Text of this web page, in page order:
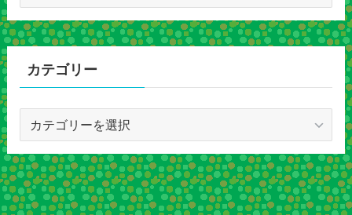
カ
イ
カテゴリー
ゴ
リ
ー